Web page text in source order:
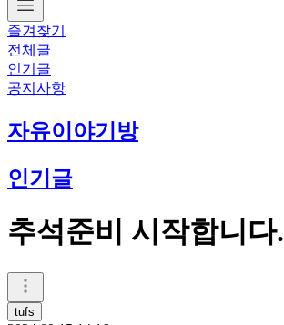
즐겨찾기
전체글
인기글
공지사항
자유이야기방
인기글
추석준비 시작합니다.
tufs